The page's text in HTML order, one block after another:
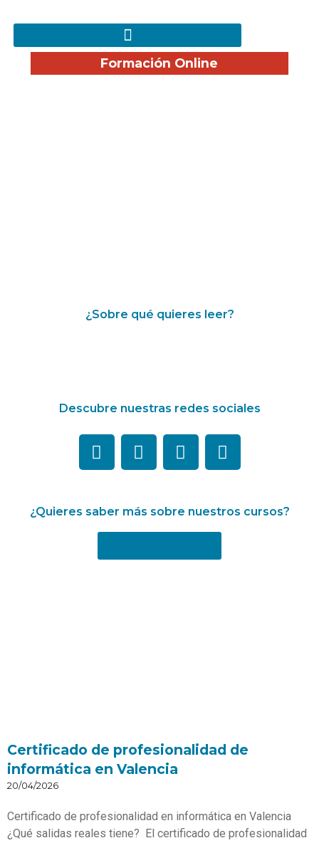
Formación Online
¿Sobre qué quieres leer?
Descubre nuestras redes sociales
¿Quieres saber más sobre nuestros cursos?
Certificado de profesionalidad de
informática en Valencia
20/04/2026
Certificado de profesionalidad en informática en Valencia
¿Qué salidas reales tiene? El certificado de profesionalidad